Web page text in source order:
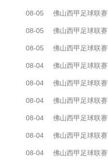
08-05 佛山西甲足球联赛
08-05 佛山西甲足球联赛
08-05 佛山西甲足球联赛
08-04 佛山西甲足球联赛
08-04 佛山西甲足球联赛
08-04 佛山西甲足球联赛
08-04 佛山西甲足球联赛
08-04 佛山西甲足球联赛
08-04 佛山西甲足球联赛